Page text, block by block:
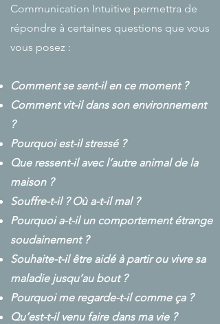
Communication Intuitive permettra de
répondre à certaines questions que vous
vous posez :
Comment se sent-il en ce moment ?
Comment vit-il dans son environnement
?
Pourquoi est-il stressé ?
Que ressent-il avec l’autre animal de la
maison ?
Souffre-t-il ? Où a-t-il mal ?
Pourquoi a-t-il un comportement étrange
soudainement ?
Souhaite-t-il être aidé à partir ou vivre sa
maladie jusqu’au bout ?
Pourquoi me regarde-t-il comme ça ?
Qu’est-t-il venu faire dans ma vie ?